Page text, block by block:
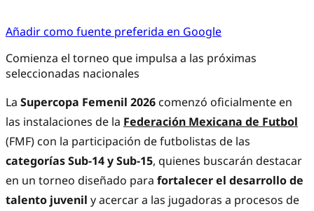
Añadir como fuente preferida en Google
Comienza el torneo que impulsa a las próximas
seleccionadas nacionales
La Supercopa Femenil 2026 comenzó oficialmente en
las instalaciones de la Federación Mexicana de Futbol
(FMF) con la participación de futbolistas de las
categorías Sub-14 y Sub-15, quienes buscarán destacar
en un torneo diseñado para fortalecer el desarrollo de
talento juvenil y acercar a las jugadoras a procesos de